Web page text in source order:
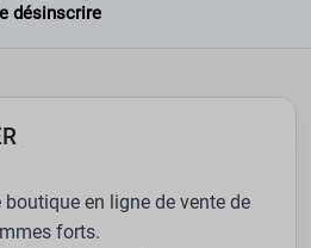
désinscrire
boutique en ligne de vente de
forts.